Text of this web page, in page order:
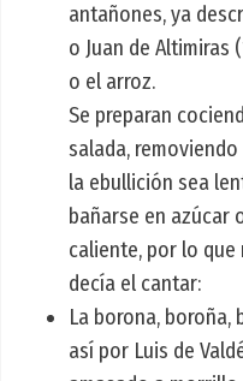
antañones, ya
o Juan de Altimiras
o el arroz.
Se preparan
salada,
la ebullición sea
bañarse en azúcar
caliente, por lo que
decía el cantar:
La borona,
así por Luis de